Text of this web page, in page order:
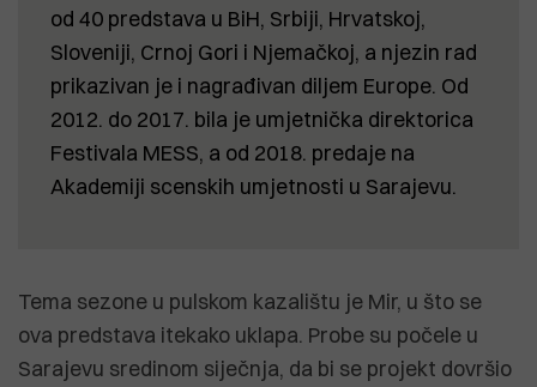
od 40 predstava u BiH, Srbiji, Hrvatskoj,
Sloveniji, Crnoj Gori i Njemačkoj, a njezin rad
prikazivan je i nagrađivan diljem Europe. Od
2012. do 2017. bila je umjetnička direktorica
Festivala MESS, a od 2018. predaje na
Akademiji scenskih umjetnosti u Sarajevu.
Tema sezone u pulskom kazalištu je Mir, u što se
ova predstava itekako uklapa. Probe su počele u
Sarajevu sredinom siječnja, da bi se projekt dovršio